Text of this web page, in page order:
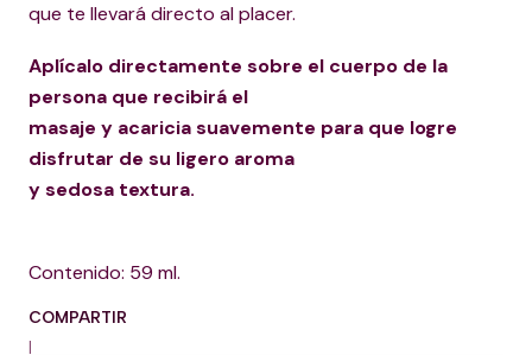
que te llevará directo al placer.
Aplícalo directamente sobre el cuerpo de la
persona que recibirá el
masaje y acaricia suavemente para que logre
disfrutar de su ligero aroma
y sedosa textura.
Contenido: 59 ml.
COMPARTIR
|